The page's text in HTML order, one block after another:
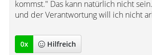
kommst." Das kann natürlich nicht
und der Verantwortung will ich nicht
0x Hilfreich